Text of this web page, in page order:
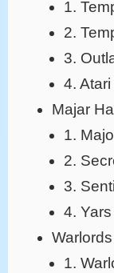
1.
2.
3.
4.
Majar
1.
2.
3.
4.
1.